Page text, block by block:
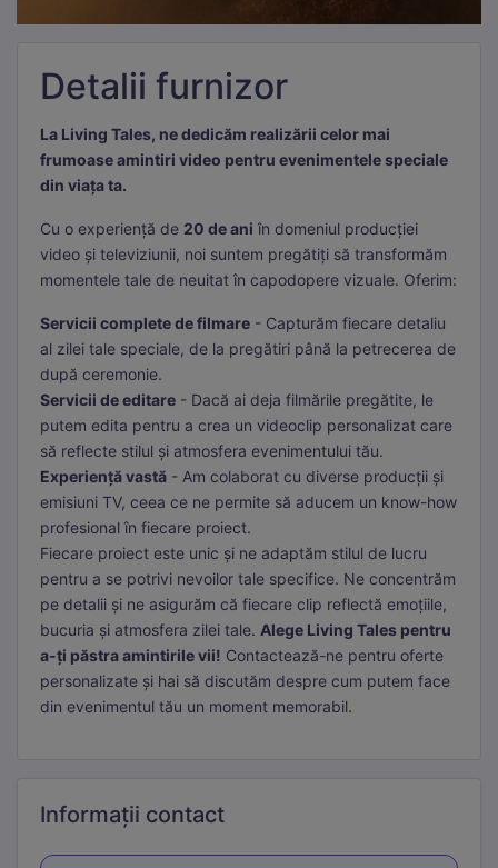
Detalii furnizor
La Living Tales, ne dedicăm realizării celor mai
frumoase amintiri video pentru evenimentele speciale
din viața ta.
Cu o experiență de 20 de ani în domeniul producției
video și televiziunii, noi suntem pregătiți să transformăm
momentele tale de neuitat în capodopere vizuale. Oferim:
Servicii complete de filmare - Capturăm fiecare detaliu
al zilei tale speciale, de la pregătiri până la petrecerea de
după ceremonie.
Servicii de editare - Dacă ai deja filmările pregătite, le
putem edita pentru a crea un videoclip personalizat care
să reflecte stilul și atmosfera evenimentului tău.
Experiență vastă - Am colaborat cu diverse producții și
emisiuni TV, ceea ce ne permite să aducem un know-how
profesional în fiecare proiect.
Fiecare proiect este unic și ne adaptăm stilul de lucru
pentru a se potrivi nevoilor tale specifice. Ne concentrăm
pe detalii și ne asigurăm că fiecare clip reflectă emoțiile,
bucuria și atmosfera zilei tale. Alege Living Tales pentru
a-ți păstra amintirile vii! Contactează-ne pentru oferte
personalizate și hai să discutăm despre cum putem face
din evenimentul tău un moment memorabil.
Informații contact